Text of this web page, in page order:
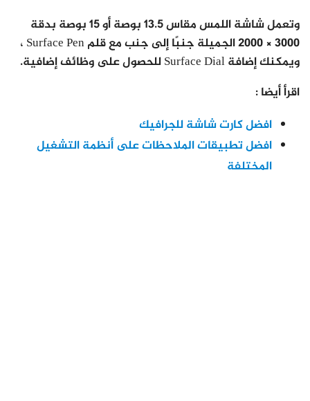
وتعمل شاشة اللمس مقاس 13.5 بوصة أو 15 بوصة بدقة
3000 × 2000 الجميلة جنبًا إلى جنب مع قلم Surface Pen ،
ويمكنك إضافة Surface Dial للحصول على وظائف إضافية.
اقرأ أيضا :
افضل كارت شاشة للجرافيك
افضل تطبيقات الملاحظات على أنظمة التشغيل
المختلفة